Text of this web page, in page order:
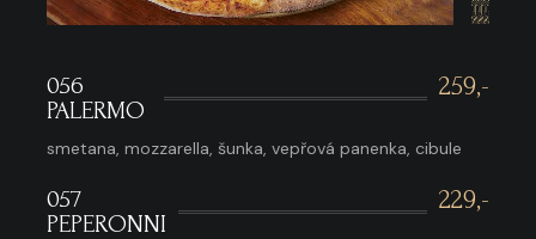
056
PALERMO
259,-
smetana, mozzarella, šunka, vepřová panenka, cibule
057
PEPERONNI
229,-